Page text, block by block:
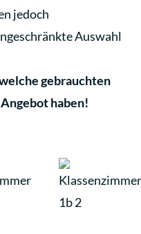
jedoch
Auswahl
gebrauchten
haben!